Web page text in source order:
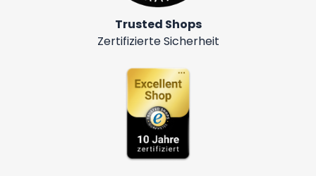
Trusted Shops
Zertifizierte Sicherheit